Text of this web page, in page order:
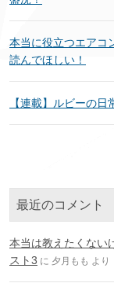
本当に役立つエアコ
読んでほしい！
【連載】ルビーの
最近のコメント
本当は教えたくない
スト3 に 夕月もも より